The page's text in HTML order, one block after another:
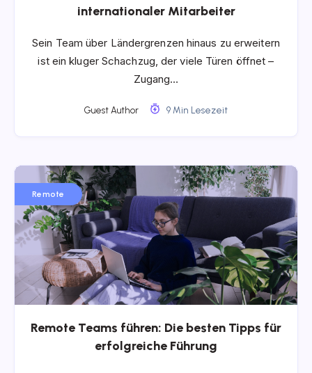
internationaler Mitarbeiter
Sein Team über Ländergrenzen hinaus zu erweitern
ist ein kluger Schachzug, der viele Türen öffnet –
Zugang…
Guest Author 9 Min Lesezeit
Remote
Remote Teams führen: Die besten Tipps für
erfolgreiche Führung